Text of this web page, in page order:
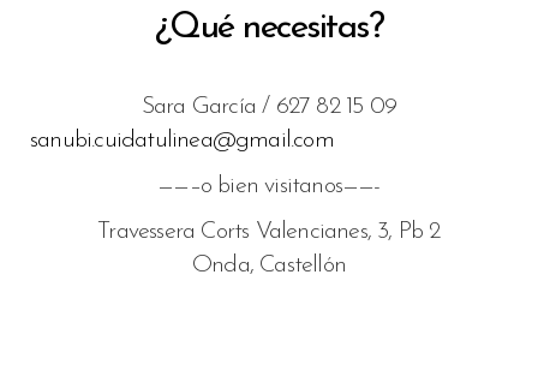
¿Qué necesitas?
Sara García / 627 82 15 09
sanubi.cuidatulinea@gmail.com
——–o bien visitanos——-
Travessera Corts Valencianes, 3, Pb 2
Onda, Castellón